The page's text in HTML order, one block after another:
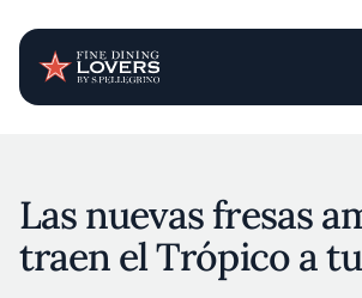
Las nuevas fresas
traen el Trópico a